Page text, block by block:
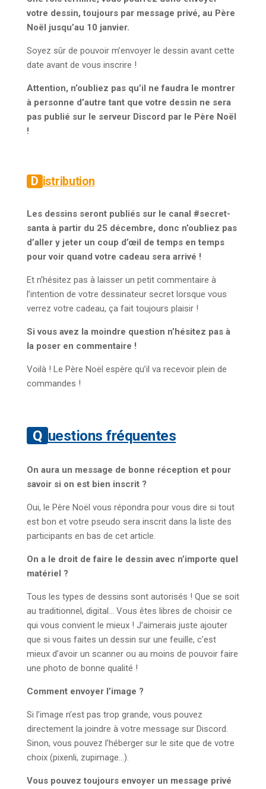
votre dessin, toujours par message privé, au Père
Noël jusqu’au 10 janvier.
Soyez sûr de pouvoir m’envoyer le dessin avant cette
date avant de vous inscrire !
Attention, n’oubliez pas qu’il ne faudra le montrer
à personne d’autre tant que votre dessin ne sera
pas publié sur le serveur Discord par le Père Noël
!
Distribution
Les dessins seront publiés sur le canal #secret-
santa à partir du 25 décembre, donc n’oubliez pas
d’aller y jeter un coup d’œil de temps en temps
pour voir quand votre cadeau sera arrivé !
Et n’hésitez pas à laisser un petit commentaire à
l’intention de votre dessinateur secret lorsque vous
verrez votre cadeau, ça fait toujours plaisir !
Si vous avez la moindre question n’hésitez pas à
la poser en commentaire !
Voilà ! Le Père Noël espère qu’il va recevoir plein de
commandes !
Questions fréquentes
On aura un message de bonne réception et pour
savoir si on est bien inscrit ?
Oui, le Père Noël vous répondra pour vous dire si tout
est bon et votre pseudo sera inscrit dans la liste des
participants en bas de cet article.
On a le droit de faire le dessin avec n’importe quel
matériel ?
Tous les types de dessins sont autorisés ! Que se soit
au traditionnel, digital… Vous êtes libres de choisir ce
qui vous convient le mieux ! J’aimerais juste ajouter
que si vous faites un dessin sur une feuille, c’est
mieux d’avoir un scanner ou au moins de pouvoir faire
une photo de bonne qualité !
Comment envoyer l’image ?
Si l’image n’est pas trop grande, vous pouvez
directement la joindre à votre message sur Discord.
Sinon, vous pouvez l’héberger sur le site que de votre
choix (pixenli, zupimage…).
Vous pouvez toujours envoyer un message privé